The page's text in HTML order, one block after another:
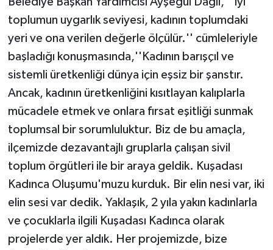
toplumun uygarlık seviyesi, kadının toplumdaki
yeri ve ona verilen değerle ölçülür.'' cümleleriyle
başladığı konuşmasında,''Kadının barışçıl ve
sistemli üretkenliği dünya için eşsiz bir şanstır.
Ancak, kadının üretkenliğini kısıtlayan kalıplarla
mücadele etmek ve onlara fırsat eşitliği sunmak
toplumsal bir sorumluluktur. Biz de bu amaçla,
ilçemizde dezavantajlı gruplarla çalışan sivil
toplum örgütleri ile bir araya geldik. Kuşadası
Kadınca Oluşumu'muzu kurduk. Bir elin nesi var, iki
elin sesi var dedik. Yaklaşık, 2 yıla yakın kadınlarla
ve çocuklarla ilgili Kuşadası Kadınca olarak
projelerde yer aldık. Her projemizde, bize